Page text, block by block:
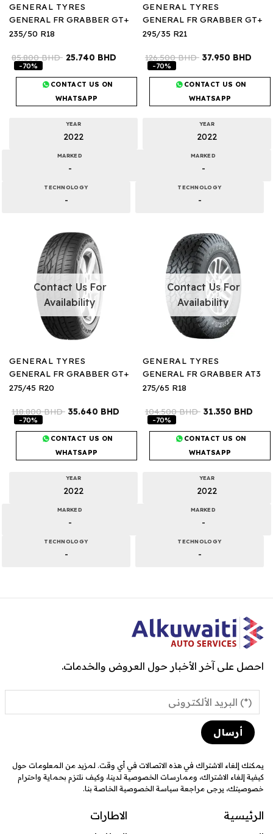
GENERAL TYRES
GENERAL FR GRABBER GT+
295/35 R21
126.500BHD 37.950 BHD
-70%
CONTACT US ON
WHATSAPP
YEAR
2022
MARKED
-
TECHNOLOGY
-
GENERAL TYRES
GENERAL FR GRABBER GT+
235/50 R18
85.800BHD 25.740 BHD
-70%
CONTACT US ON
WHATSAPP
YEAR
2022
MARKED
-
TECHNOLOGY
-
Contact Us For
Availability
GENERAL TYRES
GENERAL FR GRABBER AT3
275/65 R18
104.500BHD 31.350 BHD
-70%
CONTACT US ON
WHATSAPP
YEAR
2022
MARKED
-
TECHNOLOGY
-
Contact Us For
Availability
GENERAL TYRES
GENERAL FR GRABBER GT+
275/45 R20
118.800BHD 35.640 BHD
-70%
CONTACT US ON
WHATSAPP
YEAR
2022
MARKED
-
TECHNOLOGY
-
احصل على آخر الأخبار حول العروض والخدمات.
يمكنك إلغاء الاشتراك في هذه الاتصالات في أي وقت. لمزيد من المعلومات حول
كيفية إلغاء الاشتراك، وممارسات الخصوصية لدينا، وكيف نلتزم بحماية واحترام
خصوصيتك، يرجى مراجعة سياسة الخصوصية الخاصة بنا.
الرئيسية
الاطارات